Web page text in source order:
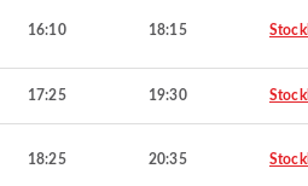
16:10 18:15
17:25 19:30
18:25 20:35